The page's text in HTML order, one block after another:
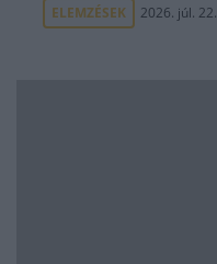
ELEMZÉSEK 2026. júl. 22.